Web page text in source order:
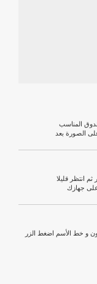
المناسب
الصورة بعد
انتظر قليلا
جهازك
و خط الأسم اضغط الزر